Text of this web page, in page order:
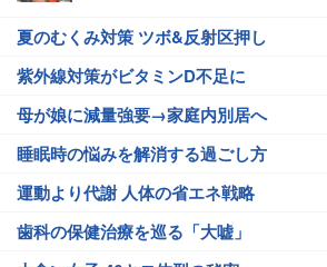
夏のむくみ対策 ツボ&反射区押し
紫外線対策がビタミンD不足に
母が娘に減量強要→家庭内別居へ
睡眠時の悩みを解消する過ごし方
運動より代謝 人体の省エネ戦略
歯科の保健治療を巡る「大嘘」